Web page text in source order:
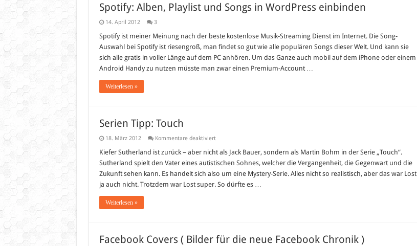
Spotify: Alben, Playlist und Songs in WordPress einbinden
14. April 2012 3
Spotify ist meiner Meinung nach der beste kostenlose Musik-Streaming Dienst im Internet. Die Song-
Auswahl bei Spotify ist riesengroß, man findet so gut wie alle populären Songs dieser Welt. Und kann sie
sich alle gratis in voller Länge auf dem PC anhören. Um das Ganze auch mobil auf dem iPhone oder einem
Android Handy zu nutzen müsste man zwar einen Premium-Account …
Weiterlesen »
Serien Tipp: Touch
18. März 2012 Kommentare deaktiviertfür
Tipp:
Touch
Kiefer Sutherland ist zurück – aber nicht als Jack Bauer, sondern als Martin Bohm in der Serie „Touch“.
Sutherland spielt den Vater eines autistischen Sohnes, welcher die Vergangenheit, die Gegenwart und die
Zukunft sehen kann. Es handelt sich also um eine Mystery-Serie. Alles nicht so realistisch, aber das war Lost
ja auch nicht. Trotzdem war Lost super. So dürfte es …
Weiterlesen »
Facebook Covers ( Bilder für die neue Facebook Chronik )